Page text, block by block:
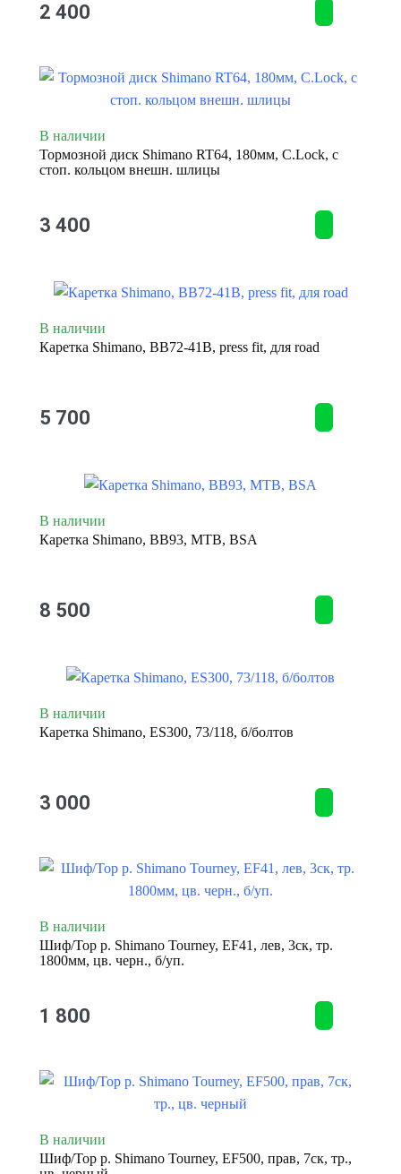
2 400
В наличии
Тормозной диск Shimano RT64, 180мм, C.Lock, с
стоп. кольцом внешн. шлицы
3 400
В наличии
Каретка Shimano, BB72-41B, press fit, для road
5 700
В наличии
Каретка Shimano, BB93, MTB, BSA
8 500
В наличии
Каретка Shimano, ES300, 73/118, б/болтов
3 000
В наличии
Шиф/Тор р. Shimano Tourney, EF41, лев, 3ск, тр.
1800мм, цв. черн., б/уп.
1 800
В наличии
Шиф/Тор р. Shimano Tourney, EF500, прав, 7ск, тр.,